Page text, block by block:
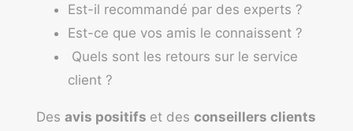
Est-il recommandé par des experts ?
Est-ce que vos amis le connaissent ?
Quels sont les retours sur le service
client ?
Des avis positifs et des conseillers clients